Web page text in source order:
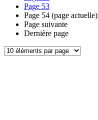
Page 53
Page 54 (page actuelle)
Page suivante
Dernière page